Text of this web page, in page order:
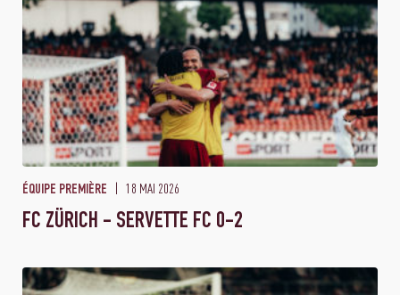
ÉQUIPE PREMIÈRE 18 MAI 2026
FC ZÜRICH - SERVETTE FC 0-2